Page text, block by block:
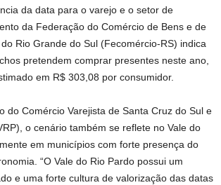
da data para o varejo e o setor de
da Federação do Comércio de Bens e de
Rio Grande do Sul (Fecomércio-RS) indica
pretendem comprar presentes neste ano,
em R$ 303,08 por consumidor.
do Comércio Varejista de Santa Cruz do Sul e
o cenário também se reflete no Vale do
em municípios com forte presença do
“O Vale do Rio Pardo possui um
e uma forte cultura de valorização das datas